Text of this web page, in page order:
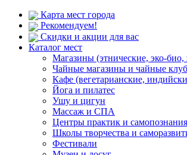
Карта мест города
Рекомендуем!
Скидки и акции для вас
Каталог мест
Магазины (этнические, эко-био,
Чайные магазины и чайные
Кафе (вегетарианские,
Йога и пилатес
Ушу и цигун
Массаж и СПА
Центры практик и самопознания
Школы творчества и
Фестивали